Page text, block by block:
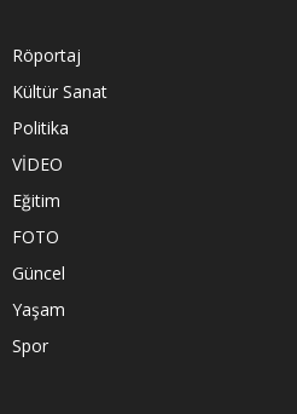
Röportaj
Kültür Sanat
Politika
VİDEO
Eğitim
FOTO
Güncel
Yaşam
Spor